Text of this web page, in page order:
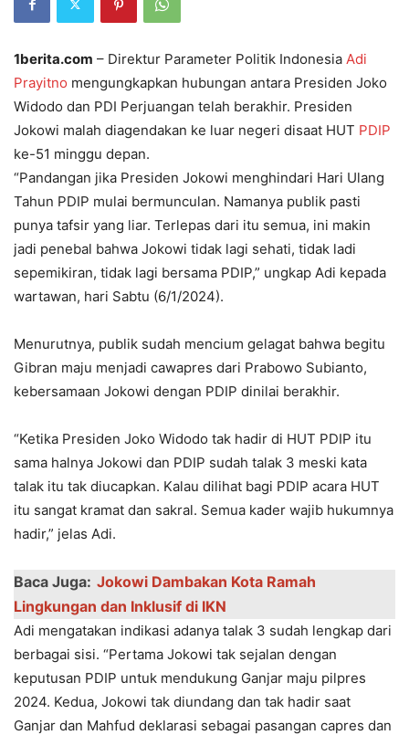
1berita.com – Direktur Parameter Politik Indonesia Adi
Prayitno mengungkapkan hubungan antara Presiden Joko
Widodo dan PDI Perjuangan telah berakhir. Presiden
Jokowi malah diagendakan ke luar negeri disaat HUT PDIP
ke-51 minggu depan.
“Pandangan jika Presiden Jokowi menghindari Hari Ulang
Tahun PDIP mulai bermunculan. Namanya publik pasti
punya tafsir yang liar. Terlepas dari itu semua, ini makin
jadi penebal bahwa Jokowi tidak lagi sehati, tidak ladi
sepemikiran, tidak lagi bersama PDIP,” ungkap Adi kepada
wartawan, hari Sabtu (6/1/2024).
Menurutnya, publik sudah mencium gelagat bahwa begitu
Gibran maju menjadi cawapres dari Prabowo Subianto,
kebersamaan Jokowi dengan PDIP dinilai berakhir.
“Ketika Presiden Joko Widodo tak hadir di HUT PDIP itu
sama halnya Jokowi dan PDIP sudah talak 3 meski kata
talak itu tak diucapkan. Kalau dilihat bagi PDIP acara HUT
itu sangat kramat dan sakral. Semua kader wajib hukumnya
hadir,” jelas Adi.
Baca Juga: Jokowi Dambakan Kota Ramah
Lingkungan dan Inklusif di IKN
Adi mengatakan indikasi adanya talak 3 sudah lengkap dari
berbagai sisi. “Pertama Jokowi tak sejalan dengan
keputusan PDIP untuk mendukung Ganjar maju pilpres
2024. Kedua, Jokowi tak diundang dan tak hadir saat
Ganjar dan Mahfud deklarasi sebagai pasangan capres dan